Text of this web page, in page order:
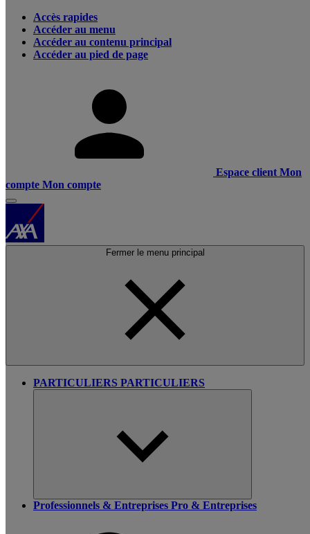
Accès rapides
Accéder au menu
Accéder au contenu principal
Accéder au pied de page
Espace client Mon
compte Mon compte
Fermer le menu principal
PARTICULIERS PARTICULIERS
Professionnels & Entreprises Pro & Entreprises